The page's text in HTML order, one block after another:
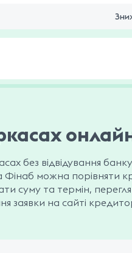
без відвідування
Фінаб можна порівняти
суму та термін,
заявки на сайті